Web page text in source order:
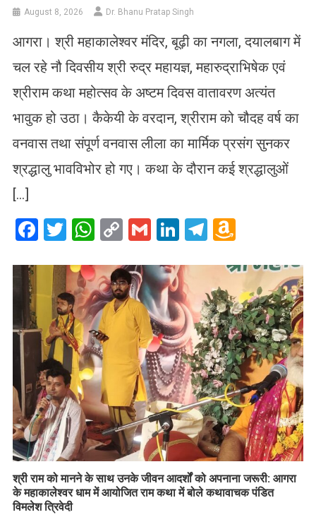
August 8, 2026 Dr. Bhanu Pratap Singh
आगरा। श्री महाकालेश्वर मंदिर, बूढ़ी का नगला, दयालबाग में
चल रहे नौ दिवसीय श्री रुद्र महायज्ञ, महारुद्राभिषेक एवं
श्रीराम कथा महोत्सव के अष्टम दिवस वातावरण अत्यंत
भावुक हो उठा। कैकेयी के वरदान, श्रीराम को चौदह वर्ष का
वनवास तथा संपूर्ण वनवास लीला का मार्मिक प्रसंग सुनकर
श्रद्धालु भावविभोर हो गए। कथा के दौरान कई श्रद्धालुओं
[…]
Facebook
Twitter
WhatsApp
CopyGmailLinkedIn
Telegram
List
​श्री राम को मानने के साथ उनके जीवन आदर्शों को अपनाना जरूरी: आगरा
के महाकालेश्वर धाम में आयोजित राम कथा में बोले कथावाचक पंडित
विमलेश त्रिवेदी